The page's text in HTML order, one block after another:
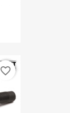
favorite_border